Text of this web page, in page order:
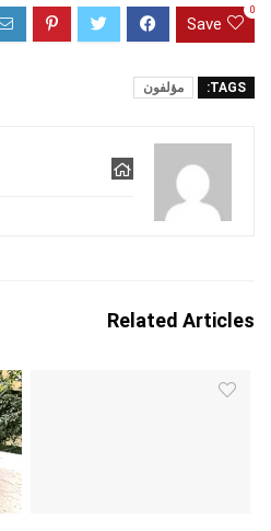
Save
0
TAGS: مؤلفون
Related Articles